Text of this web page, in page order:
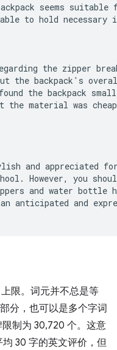
seems
to hold necessary
the zipper
the material was
and appreciated
However, you
and water bottle
anticipated and
限。词元并不总是等
分，也可以是多个字词
限制为 30,720 个。这意
30 字的英文评价，但